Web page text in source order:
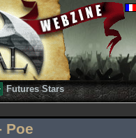
Futures Stars
Poe